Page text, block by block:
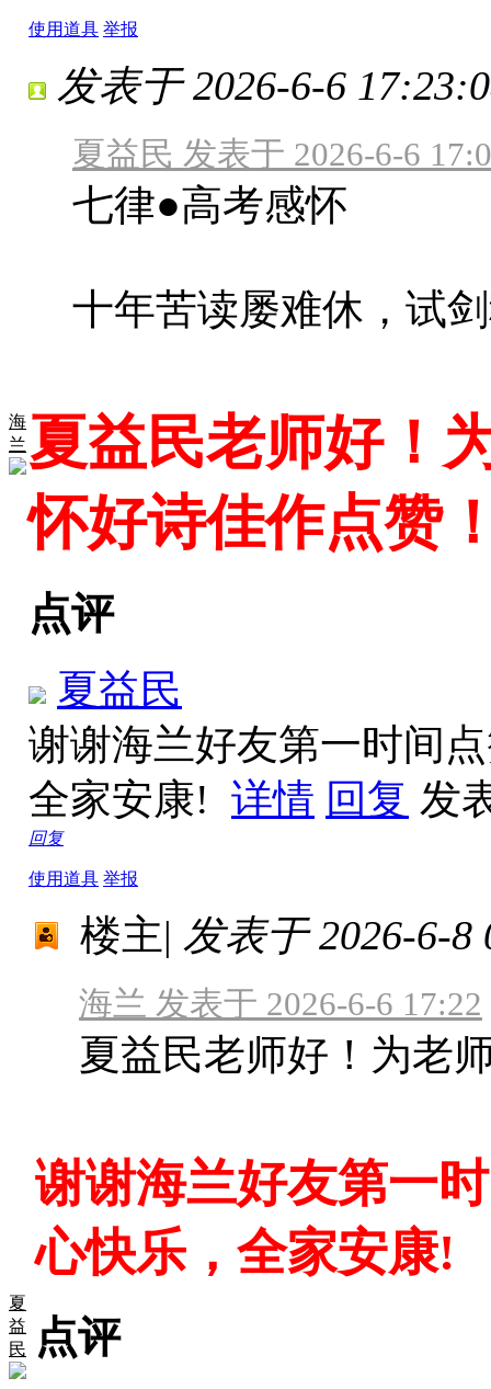
使用道具 举报
海
兰
发表于 2026-6-6
夏益民 发表于 2026-6-6
七律●高考感怀
十年苦读屡难休，试
夏益民老师好！
怀好诗佳作点赞
点评
夏益民
谢谢海兰好友第一时间
全家安康! 详情 回复 发
回复
使用道具 举报
夏
益
民
楼主| 发表于 2026-6-8
海兰 发表于 2026-6-6 17:22
夏益民老师好！为老
谢谢海兰好友第一
心快乐，全家安康!
点评